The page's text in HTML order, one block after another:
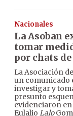
Nacionales
La Asoban
tomar
por chats de
La Asociación
un comunicado
investigar y
presunto
evidenciaron
Eulalio Lalo